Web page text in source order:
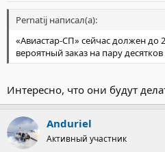
Pernatij написал(а):
«Авиастар-СП» сейчас должен до
вероятный заказ на пару десятков
Интересно, что они будут
Anduriel
Активный участник